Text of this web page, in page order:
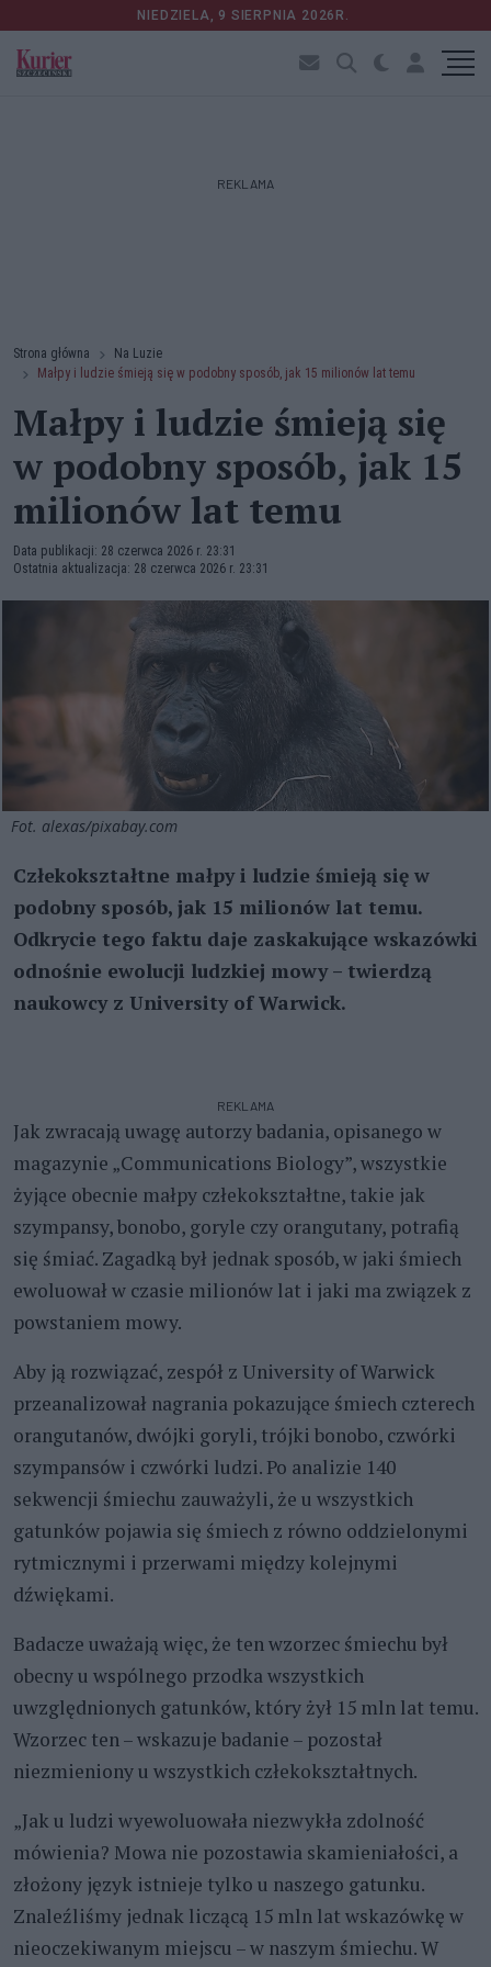
NIEDZIELA, 9 SIERPNIA 2026R.
REKLAMA
Strona główna
Na Luzie
Małpy i ludzie śmieją się w podobny sposób, jak 15 milionów lat temu
Małpy i ludzie śmieją się
w podobny sposób, jak 15
milionów lat temu
Data publikacji: 28 czerwca 2026 r. 23:31
Ostatnia aktualizacja: 28 czerwca 2026 r. 23:31
Fot. alexas/pixabay.com
Człekokształtne małpy i ludzie śmieją się w
podobny sposób, jak 15 milionów lat temu.
Odkrycie tego faktu daje zaskakujące wskazówki
odnośnie ewolucji ludzkiej mowy – twierdzą
naukowcy z University of Warwick.
REKLAMA
Jak zwracają uwagę autorzy badania, opisanego w
magazynie „Communications Biology”, wszystkie
żyjące obecnie małpy człekokształtne, takie jak
szympansy, bonobo, goryle czy orangutany, potrafią
się śmiać. Zagadką był jednak sposób, w jaki śmiech
ewoluował w czasie milionów lat i jaki ma związek z
powstaniem mowy.
Aby ją rozwiązać, zespół z University of Warwick
przeanalizował nagrania pokazujące śmiech czterech
orangutanów, dwójki goryli, trójki bonobo, czwórki
szympansów i czwórki ludzi. Po analizie 140
sekwencji śmiechu zauważyli, że u wszystkich
gatunków pojawia się śmiech z równo oddzielonymi
rytmicznymi i przerwami między kolejnymi
dźwiękami.
Badacze uważają więc, że ten wzorzec śmiechu był
obecny u wspólnego przodka wszystkich
uwzględnionych gatunków, który żył 15 mln lat temu.
Wzorzec ten – wskazuje badanie – pozostał
niezmieniony u wszystkich człekokształtnych.
„Jak u ludzi wyewoluowała niezwykła zdolność
mówienia? Mowa nie pozostawia skamieniałości, a
złożony język istnieje tylko u naszego gatunku.
Znaleźliśmy jednak liczącą 15 mln lat wskazówkę w
nieoczekiwanym miejscu – w naszym śmiechu. W